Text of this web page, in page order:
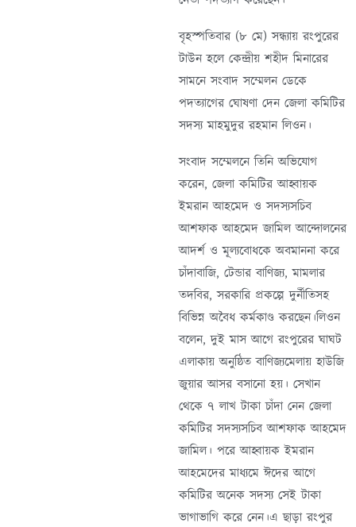
বৃহস্পতিবার (৮ মে) সন্ধ্যায় রংপুরের
টাউন হলে কেন্দ্রীয় শহীদ মিনারের
সামনে সংবাদ সম্মেলন ডেকে
পদত্যাগের ঘোষণা দেন জেলা কমিটির
সদস্য মাহমুদুর রহমান লিওন।
সংবাদ সম্মেলনে তিনি অভিযোগ
করেন, জেলা কমিটির আহ্বায়ক
ইমরান আহমেদ ও সদস্যসচিব
আশফাক আহমেদ জামিল আন্দোলনের
আদর্শ ও মূল্যবোধকে অবমাননা করে
চাঁদাবাজি, টেন্ডার বাণিজ্য, মামলার
তদবির, সরকারি প্রকল্পে দুর্নীতিসহ
বিভিন্ন অবৈধ কর্মকাণ্ড করছেন।লিওন
বলেন, দুই মাস আগে রংপুরের ঘাঘট
এলাকায় অনুষ্ঠিত বাণিজ্যমেলায় হাউজি
জুয়ার আসর বসানো হয়। সেখান
থেকে ৭ লাখ টাকা চাঁদা নেন জেলা
কমিটির সদস্যসচিব আশফাক আহমেদ
জামিল। পরে আহ্বায়ক ইমরান
আহমেদের মাধ্যমে ঈদের আগে
কমিটির অনেক সদস্য সেই টাকা
ভাগাভাগি করে নেন।এ ছাড়া রংপুর